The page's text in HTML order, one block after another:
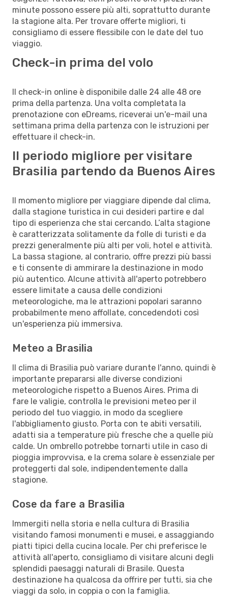
minute possono essere più alti, soprattutto durante
la stagione alta. Per trovare offerte migliori, ti
consigliamo di essere flessibile con le date del tuo
viaggio.
Check-in prima del volo
Il check-in online è disponibile dalle 24 alle 48 ore
prima della partenza. Una volta completata la
prenotazione con eDreams, riceverai un'e-mail una
settimana prima della partenza con le istruzioni per
effettuare il check-in.
Il periodo migliore per visitare
Brasilia partendo da Buenos Aires
Il momento migliore per viaggiare dipende dal clima,
dalla stagione turistica in cui desideri partire e dal
tipo di esperienza che stai cercando. L’alta stagione
è caratterizzata solitamente da folle di turisti e da
prezzi generalmente più alti per voli, hotel e attività.
La bassa stagione, al contrario, offre prezzi più bassi
e ti consente di ammirare la destinazione in modo
più autentico. Alcune attività all'aperto potrebbero
essere limitate a causa delle condizioni
meteorologiche, ma le attrazioni popolari saranno
probabilmente meno affollate, concedendoti così
un'esperienza più immersiva.
Meteo a Brasilia
Il clima di Brasilia può variare durante l'anno, quindi è
importante prepararsi alle diverse condizioni
meteorologiche rispetto a Buenos Aires. Prima di
fare le valigie, controlla le previsioni meteo per il
periodo del tuo viaggio, in modo da scegliere
l'abbigliamento giusto. Porta con te abiti versatili,
adatti sia a temperature più fresche che a quelle più
calde. Un ombrello potrebbe tornarti utile in caso di
pioggia improvvisa, e la crema solare è essenziale per
proteggerti dal sole, indipendentemente dalla
stagione.
Cose da fare a Brasilia
Immergiti nella storia e nella cultura di Brasilia
visitando famosi monumenti e musei, e assaggiando
piatti tipici della cucina locale. Per chi preferisce le
attività all'aperto, consigliamo di visitare alcuni degli
splendidi paesaggi naturali di Brasile. Questa
destinazione ha qualcosa da offrire per tutti, sia che
viaggi da solo, in coppia o con la famiglia.